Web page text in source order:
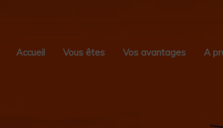
Accueil Vous êtes Vos avantages A